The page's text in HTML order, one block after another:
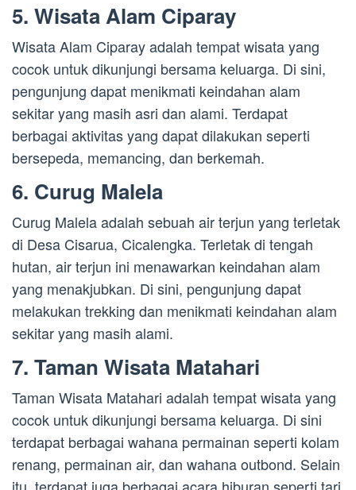
5. Wisata Alam Ciparay
Wisata Alam Ciparay adalah tempat wisata yang
cocok untuk dikunjungi bersama keluarga. Di sini,
pengunjung dapat menikmati keindahan alam
sekitar yang masih asri dan alami. Terdapat
berbagai aktivitas yang dapat dilakukan seperti
bersepeda, memancing, dan berkemah.
6. Curug Malela
Curug Malela adalah sebuah air terjun yang terletak
di Desa Cisarua, Cicalengka. Terletak di tengah
hutan, air terjun ini menawarkan keindahan alam
yang menakjubkan. Di sini, pengunjung dapat
melakukan trekking dan menikmati keindahan alam
sekitar yang masih alami.
7. Taman Wisata Matahari
Taman Wisata Matahari adalah tempat wisata yang
cocok untuk dikunjungi bersama keluarga. Di sini
terdapat berbagai wahana permainan seperti kolam
renang, permainan air, dan wahana outbond. Selain